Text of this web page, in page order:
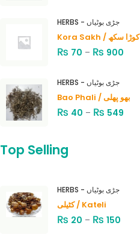
HERBS - جڑی بوٹیاں
Kora Sakh / کوڑا سکھ
₨ 70 – ₨ 900
HERBS - جڑی بوٹیاں
Bao Phali / بھو پھلی
₨ 40 – ₨ 549
Top Selling
HERBS - جڑی بوٹیاں
کٹیلی / Kateli
₨ 20 – ₨ 150